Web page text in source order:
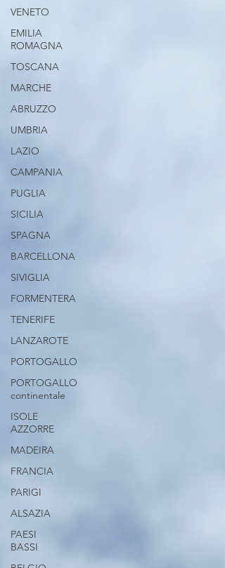
VENETO
EMILIA
ROMAGNA
TOSCANA
MARCHE
ABRUZZO
UMBRIA
LAZIO
CAMPANIA
PUGLIA
SICILIA
SPAGNA
BARCELLONA
SIVIGLIA
FORMENTERA
TENERIFE
LANZAROTE
PORTOGALLO
PORTOGALLO
continentale
ISOLE
AZZORRE
MADEIRA
FRANCIA
PARIGI
ALSAZIA
PAESI
BASSI